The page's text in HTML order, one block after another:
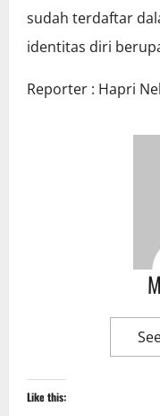
sudah terdaftar
identitas diri
Reporter : Hapri
Like this: